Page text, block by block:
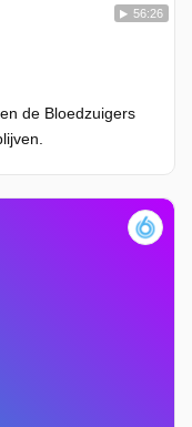
56:26
de Bloedzuigers